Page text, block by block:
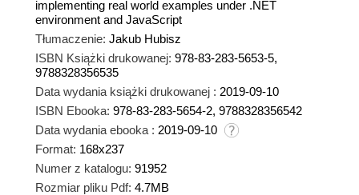
implementing real world examples under .NET
environment and JavaScript
Tłumaczenie: Jakub Hubisz
ISBN Książki drukowanej: 978-83-283-5653-5,
9788328356535
Data wydania książki drukowanej : 2019-09-10
ISBN Ebooka: 978-83-283-5654-2, 9788328356542
Data wydania ebooka : 2019-09-10
Format: 168x237
Numer z katalogu: 91952
Rozmiar pliku Pdf: 4.7MB